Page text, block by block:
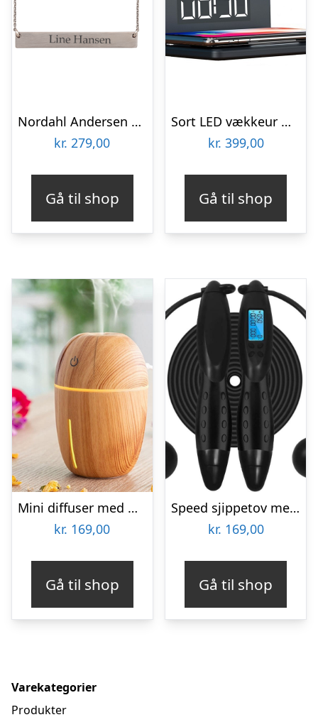
Nordahl Andersen Plade halskæde
kr. 279,00
Gå til shop
Sort LED vækkeur med trådløs oplader
kr. 399,00
Gå til shop
Mini diffuser med mulighed for aroma – honey pine look
kr. 169,00
Gå til shop
Speed sjippetov med digital tæller | Speed rope
kr. 169,00
Gå til shop
Varekategorier
Produkter